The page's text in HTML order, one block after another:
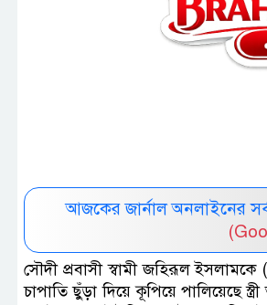
আজকের জার্নাল অনলাইনের
সৌদী প্রবাসী স্বামী জহিরূল
চাপাতি ছুঁড়া দিয়ে কূপিয়ে পালিয়েছে